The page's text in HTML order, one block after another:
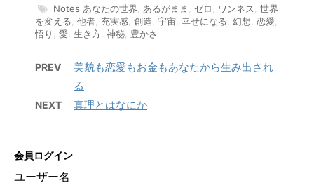
Notes あなたの世界 あるがまま ゼロ ワンネス
世界
を変える 他者 充実感 創造 宇宙 幸せになる 幻想 恋愛
悟り
愛 生き方 神秘 豊かさ
PREV
美貌も恋愛もお金もあなたから生み出され
る
NEXT 真理とはなにか
会員ログイン
ユーザー名